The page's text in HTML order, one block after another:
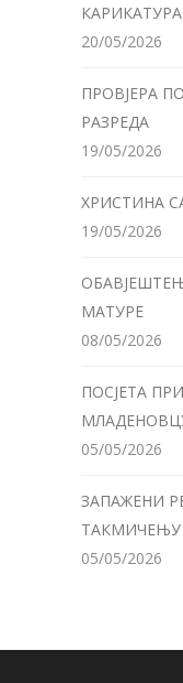
КАРИКАТУРА
20/05/2026
ПРОВЈЕРА
РАЗРЕДА
19/05/2026
ХРИСТИНА
19/05/2026
МАТУРЕ
08/05/2026
ПОСЈЕТА
05/05/2026
ЗАПАЖЕНИ
ТАКМИЧЕЊУ
05/05/2026